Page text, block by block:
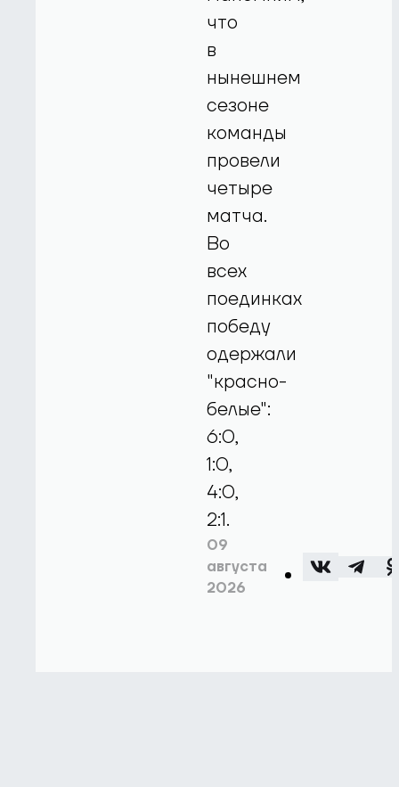
что
в
нынешнем
сезоне
команды
провели
четыре
матча.
Во
всех
поединках
победу
одержали
"красно-
белые":
6:0,
1:0,
4:0,
2:1.
09
августа
2026